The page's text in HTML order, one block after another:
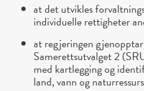
at det utvikles
individuelle rettigheter
at regjeringen
Samerettsutvalget 2
med kartlegging og
land, vann og